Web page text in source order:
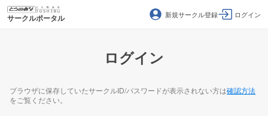
サークルポータル 新規サークル登録 ログイン
ログイン
ブラウザに保存していたサークルID/パスワードが表示されない方は確認方法
をご覧ください。